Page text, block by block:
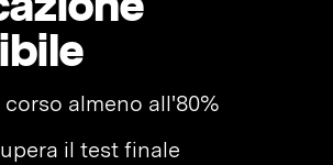
almeno all'80%
il test finale